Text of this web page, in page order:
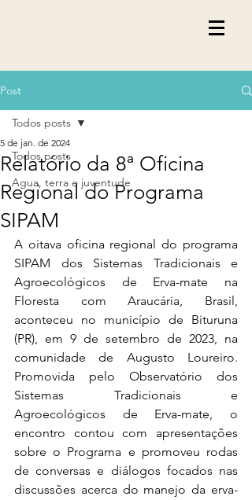
Post
Todos posts
Agua, terra e juventude
Todos posts
Relatório da 8ª Oficina
Regional do Programa
SIPAM
5 de jan. de 2024
A oitava oficina regional do programa
SIPAM dos Sistemas Tradicionais e
Agroecológicos de Erva-mate na
Floresta com Araucária, Brasil,
aconteceu no município de Bituruna
(PR), em 9 de setembro de 2023, na
comunidade de Augusto Loureiro.
Promovida pelo Observatório dos
Sistemas Tradicionais e
Agroecológicos de Erva-mate, o
encontro contou com apresentações
sobre o Programa e promoveu rodas
de conversas e diálogos focados nas
discussões acerca do manejo da erva-